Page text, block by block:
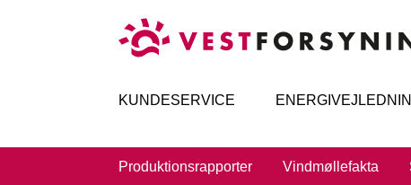
KUNDESERVICE
Produktionsrapporter Vindmøllefakta